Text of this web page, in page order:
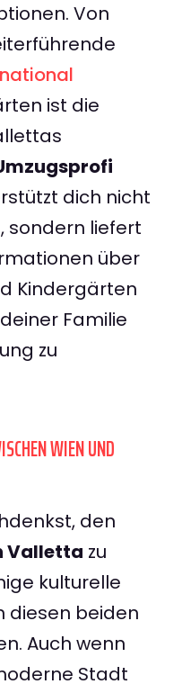
Von
ist die
dich nicht
sondern liefert
über
Kindergärten
Familie
zu
WIEN UND
den
Valletta zu
kulturelle
diesen beiden
Auch wenn
Stadt